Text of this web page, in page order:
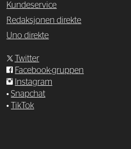
Kundeservice
Redaksjonen direkte
Uno direkte
Twitter
Facebook-gruppen
Instagram
•Snapchat
•
TikTok